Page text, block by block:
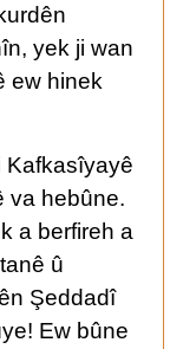
yek ji wan
ew hinek
Kafkasîyayê
va hebûne.
a berfireh a
û
Şeddadî
Ew bûne